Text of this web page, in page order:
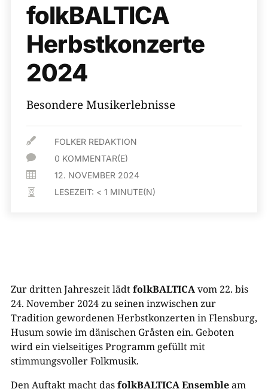
folkBALTICA
Herbstkonzerte
2024
Besondere Musikerlebnisse
 FOLKER REDAKTION
 0 KOMMENTAR(E)
 12. NOVEMBER 2024
 LESEZEIT: < 1 MINUTE(N)
Zur dritten Jahreszeit lädtfolkBALTICAvom 22. bis
24. November 2024 zu seinen inzwischen zur
Tradition gewordenen Herbstkonzerten in Flensburg,
Husum sowie im dänischen Gråsten ein. Geboten
wird ein vielseitiges Programm gefüllt mit
stimmungsvoller Folkmusik.
Den Auftakt macht dasfolkBALTICA Ensembleam